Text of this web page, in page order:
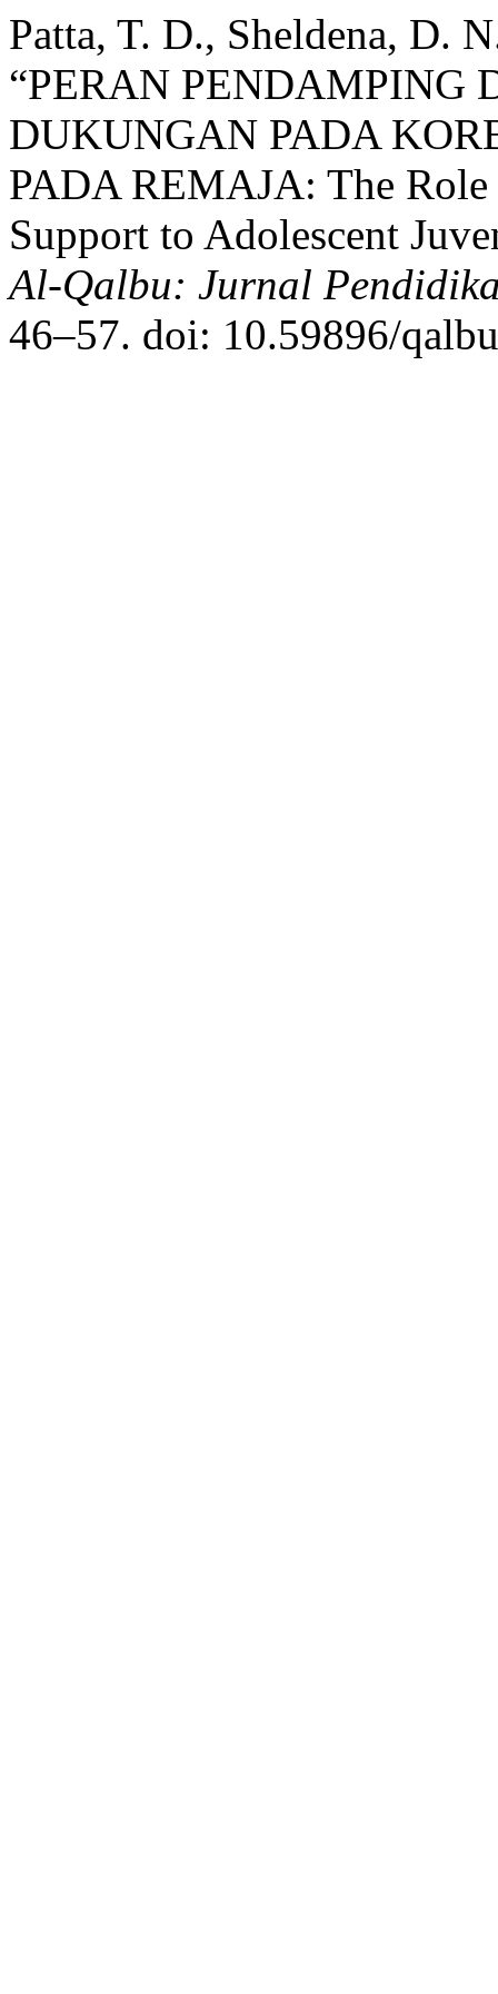
Patta, T. D., Sheldena, D.
“PERAN
DUKUNGAN PADA
PADA REMAJA: The
Support to Adolescent
Al-Qalbu: Jurnal
46–57. doi: 10.59896/